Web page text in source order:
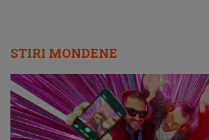
Radio Impuls cucerește tot